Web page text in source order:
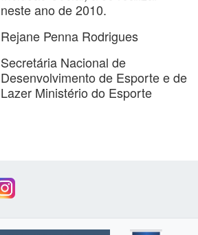
neste ano de 2010.
Rejane Penna Rodrigues
Secretária Nacional de
Desenvolvimento de Esporte e de
Lazer Ministério do Esporte